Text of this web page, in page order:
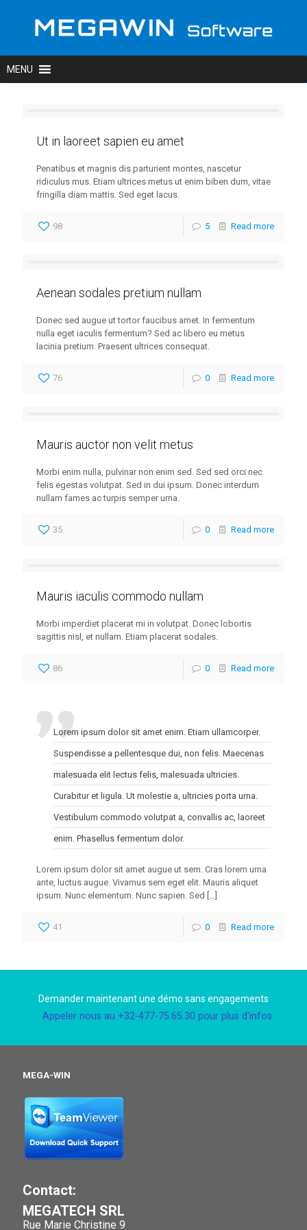
Ut in laoreet sapien eu amet
Penatibus et magnis dis parturient montes, nascetur
ridiculus mus. Etiam ultrices metus ut enim biben dum, vitae
fringilla diam mattis. Sed eget lacus.
98 5 Read more
Aenean sodales pretium nullam
Donec sed augue ut tortor faucibus amet. In fermentum
nulla eget iaculis fermentum? Sed ac libero eu metus
lacinia pretium. Praesent ultrices consequat.
76 0 Read more
Mauris auctor non velit metus
Morbi enim nulla, pulvinar non enim sed. Sed sed orci nec
felis egestas volutpat. Sed in dui ipsum. Donec interdum
nullam fames ac turpis semper urna.
35 0 Read more
Mauris iaculis commodo nullam
Morbi imperdiet placerat mi in volutpat. Donec lobortis
sagittis nisl, et nullam. Etiam placerat sodales.
86 0 Read more
Lorem ipsum dolor sit amet enim. Etiam ullamcorper.
Suspendisse a pellentesque dui, non felis. Maecenas
malesuada elit lectus felis, malesuada ultricies.
Curabitur et ligula. Ut molestie a, ultricies porta urna.
Vestibulum commodo volutpat a, convallis ac, laoreet
enim. Phasellus fermentum dolor.
Lorem ipsum dolor sit amet augue ut sem. Cras lorem urna
ante, luctus augue. Vivamus sem eget elit. Mauris aliquet
ipsum. Nunc elementum. Nunc sapien. Sed […]
41 0 Read more
Demander maintenant une démo sans engagements
Appeler nous au +32-477-75.65.30 pour plus d'infos
MEGA-WIN
Contact:
MEGATECH SRL
Rue Marie Christine 9